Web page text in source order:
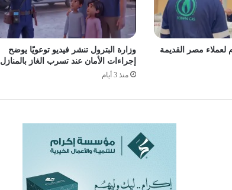
لعملاء مصر القديمة
وزارة البترول تنشر فيديو توعويًا يوضح
إجراءات الأمان عند تسرب الغاز بالمنازل
منذ 3 أيام